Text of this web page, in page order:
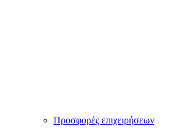
Προσφορές επιχειρήσεων